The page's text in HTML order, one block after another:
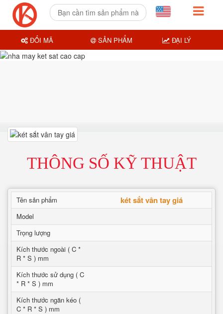
THÔNG SỐ KỸ THUẬT
Tên sản phẩm két sắt vân tay giá
Model
Trọng lượng
Kích thước ngoài ( C *
R * S ) mm
Kích thước sử dụng ( C
* R * S ) mm
Kích thước ngăn kéo (
C * R * S ) mm
ĐỔI MÃ SẢN PHẨM ĐẠI LÝ